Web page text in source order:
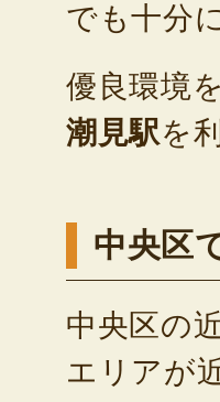
でも十分
優良環境
潮見駅を
中央区
中央区の
エリアが